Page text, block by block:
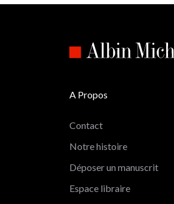
A Propos
Contact
Notre histoire
Déposer un manuscrit
Espace libraire